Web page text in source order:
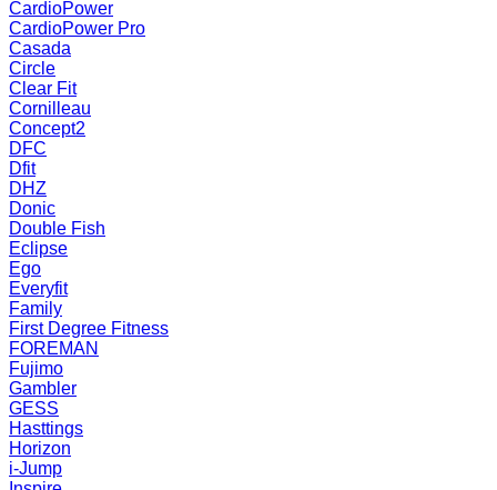
CardioPower
CardioPower Pro
Casada
Circle
Clear Fit
Cornilleau
Concept2
DFC
Dfit
DHZ
Donic
Double Fish
Eclipse
Ego
Everyfit
Family
First Degree Fitness
FOREMAN
Fujimo
Gambler
GESS
Hasttings
Horizon
i-Jump